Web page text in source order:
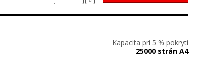
Kapacita pri 5 % pokrytí
25000 strán A4